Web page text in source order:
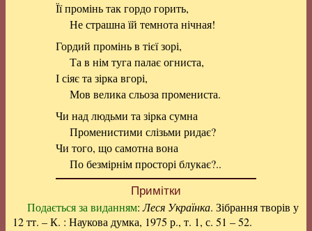
Її промінь так гордо горить,
Не страшна їй темнота нічная!
Гордий промінь в тієї зорі,
Та в нім туга палає огниста,
І сіяє та зірка вгорі,
Мов велика сльоза промениста.
Чи над людьми та зірка сумна
Променистими слізьми ридає?
Чи того, що самотна вона
По безмірнім просторі блукає?..
Примітки
Подається за виданням:Леся Українка. Зібрання творів у
12 тт. – К. : Наукова думка, 1975 р., т. 1, с. 51 – 52.